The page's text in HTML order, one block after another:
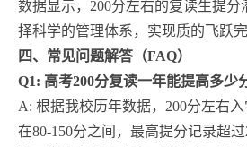
数据显示，200分左右的复读生提
择科学的管理体系，实现质的飞跃完
四、常见问题解答（FAQ）
Q1: 高考200分复读一年能提高多少
A: 根据我校历年数据，200分左右
在80-150分之间，最高提分记录超